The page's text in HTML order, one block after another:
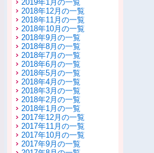
2019年1月の一覧
2018年12月の一覧
2018年11月の一覧
2018年10月の一覧
2018年9月の一覧
2018年8月の一覧
2018年7月の一覧
2018年6月の一覧
2018年5月の一覧
2018年4月の一覧
2018年3月の一覧
2018年2月の一覧
2018年1月の一覧
2017年12月の一覧
2017年11月の一覧
2017年10月の一覧
2017年9月の一覧